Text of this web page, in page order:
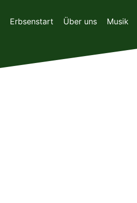
InhaltErbsenstart Über uns Musik